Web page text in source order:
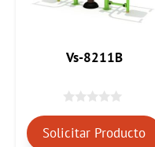
Vs-8211B
0
e
Solicitar Producto